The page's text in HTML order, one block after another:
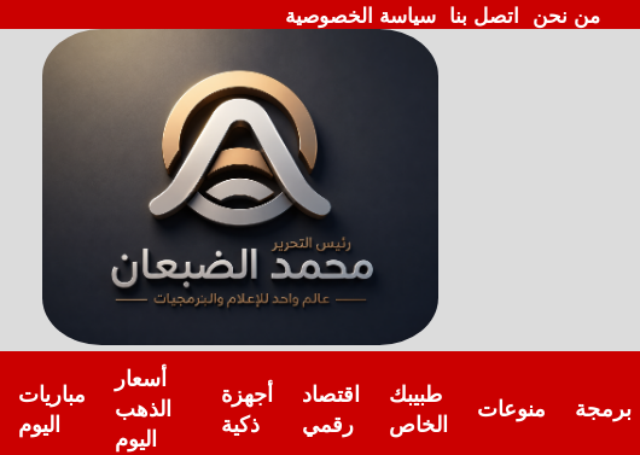
من نحن اتصل بنا سياسة الخصوصية
مباريات
اليوم
أسعار
الذهب
اليوم
أجهزة
ذكية
اقتصاد
رقمي
طبيبك
الخاص
منوعات برمجة